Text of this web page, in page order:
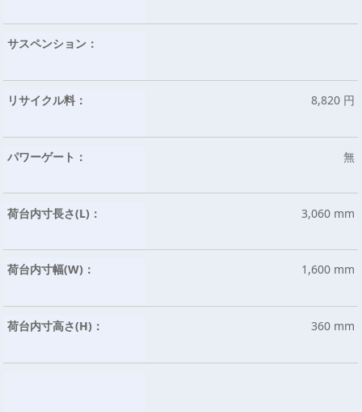
サスペンション：
リサイクル料： 8,820 円
パワーゲート： 無
荷台内寸長さ(L)： 3,060 mm
荷台内寸幅(W)： 1,600 mm
荷台内寸高さ(H)： 360 mm